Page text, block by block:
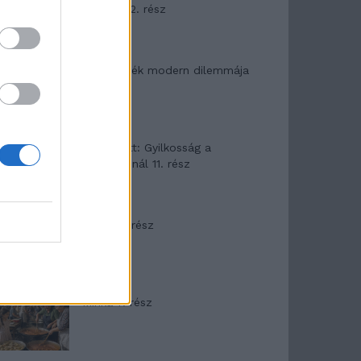
mítosza 2. rész
Az ereklyék modern dilemmája
T. Barnett: Gyilkosság a
Garda-tónál 11. rész
Minka 8. rész
Minka 7. rész